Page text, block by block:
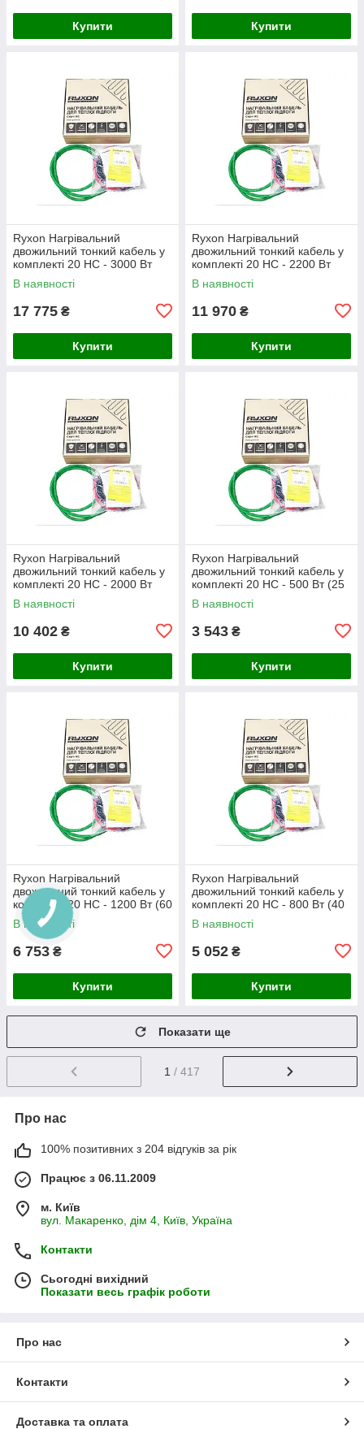
Купити Купити
Ryxon Нагрівальний
двожильний тонкий кабель у
комплекті 20 HC - 3000 Вт
(150 м)
В наявності
17 775 ₴
Купити
Ryxon Нагрівальний
двожильний тонкий кабель у
комплекті 20 HC - 2200 Вт
(110 м)
В наявності
11 970 ₴
Купити
Ryxon Нагрівальний
двожильний тонкий кабель у
комплекті 20 HC - 2000 Вт
(100 м)
В наявності
10 402 ₴
Купити
Ryxon Нагрівальний
двожильний тонкий кабель у
комплекті 20 HC - 500 Вт (25
м)
В наявності
3 543 ₴
Купити
Ryxon Нагрівальний
двожильний тонкий кабель у
комплекті 20 HC - 1200 Вт (60
м)
В наявності
6 753 ₴
Купити
Ryxon Нагрівальний
двожильний тонкий кабель у
комплекті 20 HC - 800 Вт (40
м)
В наявності
5 052 ₴
Купити
Показати ще
1 / 417
Про нас
100% позитивних з 204 відгуків за рік
Працює з 06.11.2009
м. Київ
вул. Макаренко, дім 4, Київ, Україна
Контакти
Сьогодні вихідний
Показати весь графік роботи
Про нас
Контакти
Доставка та оплата